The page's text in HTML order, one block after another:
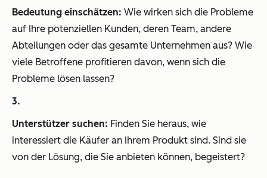
Bedeutung einschätzen: Wie wirken sich die Probleme
auf Ihre potenziellen Kunden, deren Team, andere
Abteilungen oder das gesamte Unternehmen aus? Wie
viele Betroffene profitieren davon, wenn sich die
Probleme lösen lassen?
Unterstützer suchen: Finden Sie heraus, wie
interessiert die Käufer an Ihrem Produkt sind. Sind sie
von der Lösung, die Sie anbieten können, begeistert?